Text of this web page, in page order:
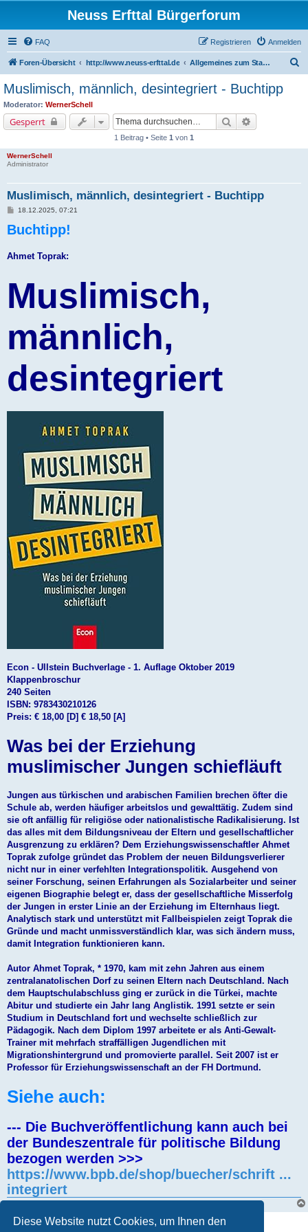
Diese Website nutzt Cookies, um Ihnen den
Neuss Erfttal Bürgerforum
FAQ Anmelden
Registrieren
Foren-Übersicht http://www.neuss-erfttal.de Allgemeines zum Stadtteil Erfttal - Daten, Bewohnerstruktur, Vereine
Muslimisch, männlich, desintegriert - Buchtipp
Moderator: WernerSchell
Gesperrt Suche
1 Beitrag • Seite 1 von 1
WernerSchell
Administrator
Muslimisch, männlich, desintegriert - Buchtipp
B
i
t
g
18.12.2025, 07:21
Buchtipp!
Ahmet Toprak:
Muslimisch,
männlich,
desintegriert
Econ - Ullstein Buchverlage - 1. Auflage Oktober 2019
Klappenbroschur
240 Seiten
ISBN: 9783430210126
Preis: € 18,00 [D] € 18,50 [A]
Was bei der Erziehung
muslimischer Jungen schiefläuft
Jungen aus türkischen und arabischen Familien brechen öfter die
Schule ab, werden häufiger arbeitslos und gewalttätig. Zudem sind
sie oft anfällig für religiöse oder nationalistische Radikalisierung. Ist
das alles mit dem Bildungsniveau der Eltern und gesellschaftlicher
Ausgrenzung zu erklären? Dem Erziehungswissenschaftler Ahmet
Toprak zufolge gründet das Problem der neuen Bildungsverlierer
nicht nur in einer verfehlten Integrationspolitik. Ausgehend von
seiner Forschung, seinen Erfahrungen als Sozialarbeiter und seiner
eigenen Biographie belegt er, dass der gesellschaftliche Misserfolg
der Jungen in erster Linie an der Erziehung im Elternhaus liegt.
Analytisch stark und unterstützt mit Fallbeispielen zeigt Toprak die
Gründe und macht unmissverständlich klar, was sich ändern muss,
damit Integration funktionieren kann.
Autor Ahmet Toprak, * 1970, kam mit zehn Jahren aus einem
zentralanatolischen Dorf zu seinen Eltern nach Deutschland. Nach
dem Hauptschulabschluss ging er zurück in die Türkei, machte
Abitur und studierte ein Jahr lang Anglistik. 1991 setzte er sein
Studium in Deutschland fort und wechselte schließlich zur
Pädagogik. Nach dem Diplom 1997 arbeitete er als Anti-Gewalt-
Trainer mit mehrfach straffälligen Jugendlichen mit
Migrationshintergrund und promovierte parallel. Seit 2007 ist er
Professor für Erziehungswissenschaft an der FH Dortmund.
Siehe auch:
--- Die Buchveröffentlichung kann auch bei
der Bundeszentrale für politische Bildung
bezogen werden >>>
https://www.bpb.de/shop/buecher/schrift ...
integriert
Gesperrt